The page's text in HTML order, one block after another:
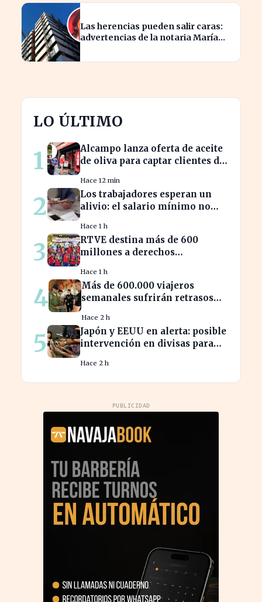
Las herencias pueden salir caras:
advertencias de la notaria María
LO ÚLTIMO
1
Alcampo lanza oferta de aceite
de oliva para captar clientes de
Hace 12 min
2
Los trabajadores esperan un
alivio: el salario mínimo no
Hace 1 h
3
RTVE destina más de 600
millones a derechos
programación futura
Hace 1 h
4
Más de 600.000 viajeros
semanales sufrirán retrasos
Italia
Hace 2 h
5
Japón y EEUU en alerta: posible
intervención en divisas para
Hace 2 h
PUBLICIDAD